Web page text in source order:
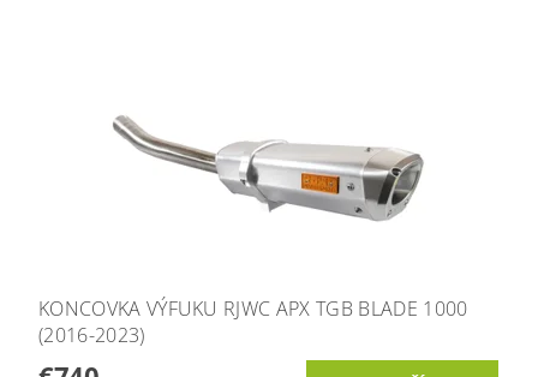
KONCOVKA VÝFUKU RJWC APX TGB BLADE 1000
(2016-2023)